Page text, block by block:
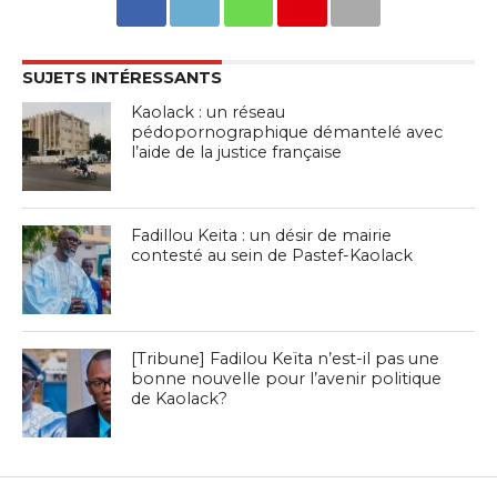
SUJETS INTÉRESSANTS
Kaolack : un réseau
pédopornographique démantelé avec
l’aide de la justice française
Fadillou Keita : un désir de mairie
contesté au sein de Pastef-Kaolack
[Tribune] Fadilou Keïta n’est-il pas une
bonne nouvelle pour l’avenir politique
de Kaolack?